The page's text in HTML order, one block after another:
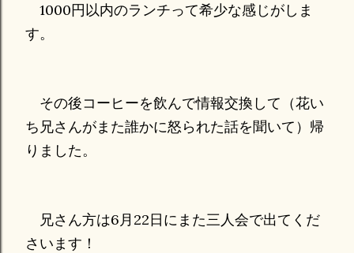
1000円以内のランチって希少な感じがしま
す。
その後コーヒーを飲んで情報交換して（花い
ち兄さんがまた誰かに怒られた話を聞いて）帰
りました。
兄さん方は6月22日にまた三人会で出てくだ
さいます！